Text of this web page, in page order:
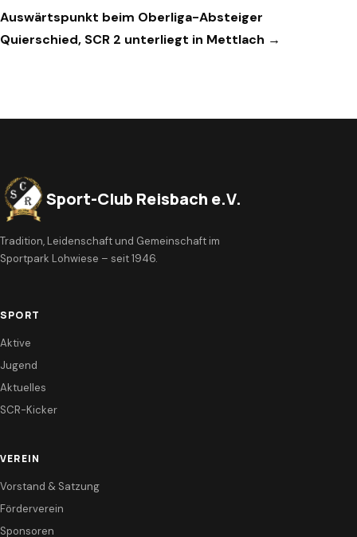
Auswärtspunkt beim Oberliga-Absteiger
Quierschied, SCR 2 unterliegt in Mettlach →
Sport-Club Reisbach e.V.
Tradition, Leidenschaft und Gemeinschaft im
Sportpark Lohwiese – seit 1946.
SPORT
Aktive
Jugend
Aktuelles
SCR-Kicker
VEREIN
Vorstand & Satzung
Förderverein
Sponsoren